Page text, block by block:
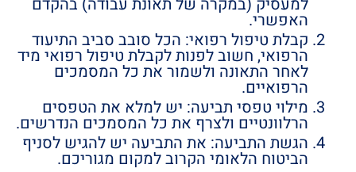
האפשרי.
קבלת טיפול רפואי: הכל סובב סביב התיעוד
הרפואי, חשוב לפנות לקבלת טיפול רפואי מיד
לאחר התאונה ולשמור את כל המסמכים
הרפואיים.
מילוי טפסי תביעה: יש למלא את הטפסים
הרלוונטיים ולצרף את כל המסמכים הנדרשים.
הגשת התביעה: את התביעה יש להגיש לסניף
הביטוח הלאומי הקרוב למקום מגוריכם.